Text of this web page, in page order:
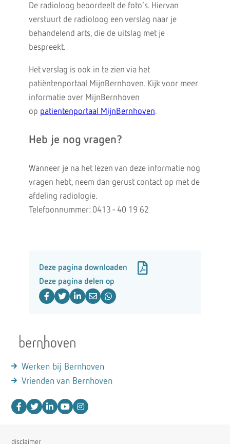
De radioloog beoordeelt de foto’s. Hiervan
verstuurt de radioloog een verslag naar je
behandelend arts, die de uitslag met je
bespreekt.
Het verslag is ook in te zien via het
patiëntenportaal MijnBernhoven. Kijk voor meer
informatie over MijnBernhoven
op patientenportaal MijnBernhoven.
Heb je nog vragen?
Wanneer je na het lezen van deze informatie nog
vragen hebt, neem dan gerust contact op met de
afdeling radiologie.
Telefoonnummer: 0413 - 40 19 62
Deze pagina downloaden
Deze pagina delen op
Werken bij Bernhoven
Vrienden van Bernhoven
disclaimer